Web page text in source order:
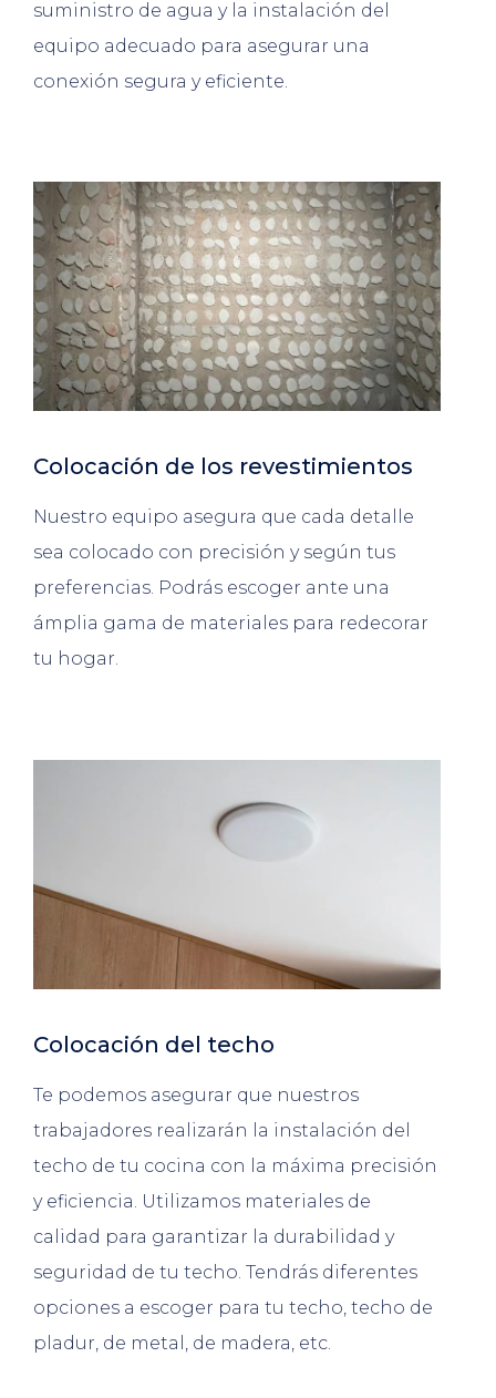
suministro de agua y la instalación del
equipo adecuado para asegurar una
conexión segura y eficiente.
Colocación de los revestimientos
Nuestro equipo asegura que cada detalle
sea colocado con precisión y según tus
preferencias. Podrás escoger ante una
ámplia gama de materiales para redecorar
tu hogar.
Colocación del techo
Te podemos asegurar que nuestros
trabajadores realizarán la instalación del
techo de tu cocina con la máxima precisión
y eficiencia. Utilizamos materiales de
calidad para garantizar la durabilidad y
seguridad de tu techo. Tendrás diferentes
opciones a escoger para tu techo, techo de
pladur, de metal, de madera, etc.